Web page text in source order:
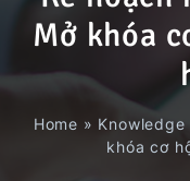
Mở khóa
Home » Knowledge
khóa cơ